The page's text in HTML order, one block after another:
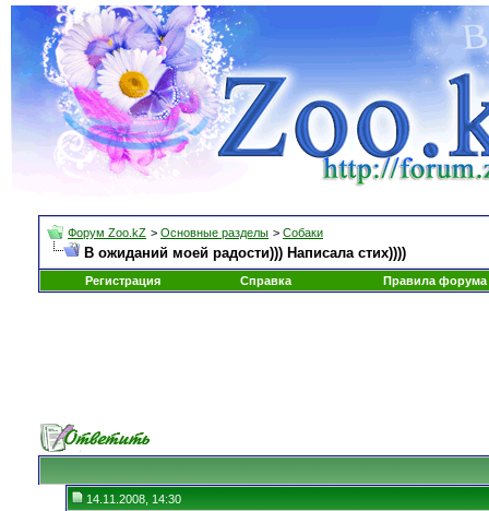
Форум Zoo.kZ > Основные разделы > Собаки
В ожиданий моей радости))) Написала стих))))
Регистрация Справка Правила форума
14.11.2008, 14:30